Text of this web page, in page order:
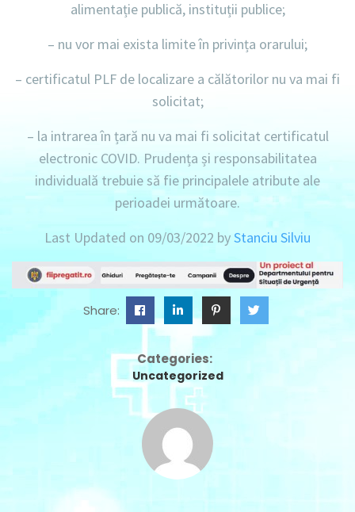
alimentație publică, instituții publice;
– nu vor mai exista limite în privința orarului;
– certificatul PLF de localizare a călătorilor nu va mai fi
solicitat;
– la intrarea în țară nu va mai fi solicitat certificatul
electronic COVID. Prudența și responsabilitatea
individuală trebuie să fie principalele atribute ale
perioadei următoare.
Last Updated on 09/03/2022 byStanciu Silviu
Share:
Categories:
Uncategorized